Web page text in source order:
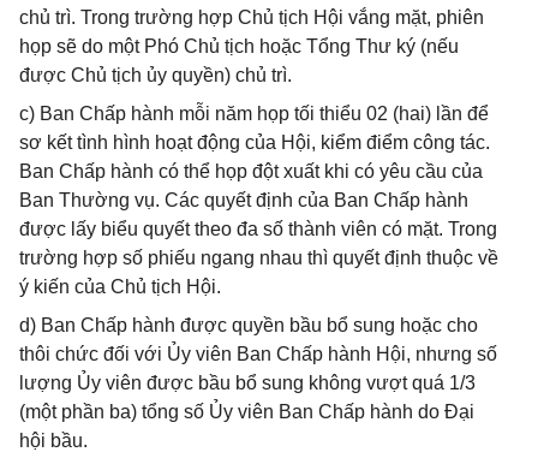
chủ trì. Trong trường hợp Chủ tịch Hội vắng mặt, phiên
họp sẽ do một Phó Chủ tịch hoặc Tổng Thư ký (nếu
được Chủ tịch ủy quyền) chủ trì.
c) Ban Chấp hành mỗi năm họp tối thiểu 02 (hai) lần để
sơ kết tình hình hoạt động của Hội, kiểm điểm công tác.
Ban Chấp hành có thể họp đột xuất khi có yêu cầu của
Ban Thường vụ. Các quyết định của Ban Chấp hành
được lấy biểu quyết theo đa số thành viên có mặt. Trong
trường hợp số phiếu ngang nhau thì quyết định thuộc về
ý kiến của Chủ tịch Hội.
d) Ban Chấp hành được quyền bầu bổ sung hoặc cho
thôi chức đối với Ủy viên Ban Chấp hành Hội, nhưng số
lượng Ủy viên được bầu bổ sung không vượt quá 1/3
(một phần ba) tổng số Ủy viên Ban Chấp hành do Đại
hội bầu.